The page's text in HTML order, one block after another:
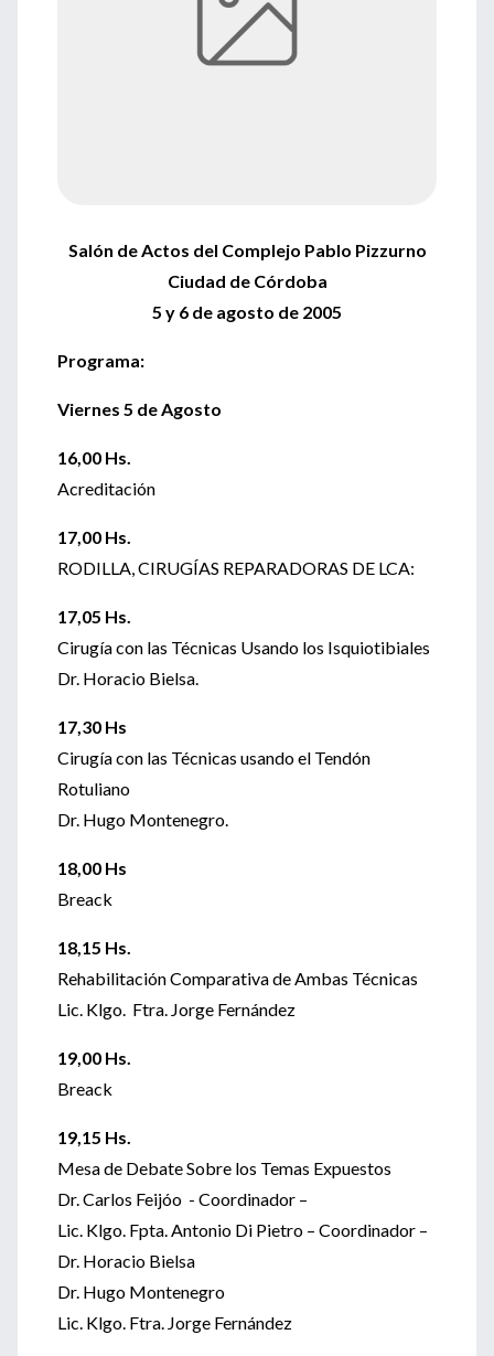
Salón de Actos del Complejo Pablo Pizzurno
Ciudad de Córdoba
5 y 6 de agosto de 2005
Programa:
Viernes 5 de Agosto
16,00 Hs.
Acreditación
17,00 Hs.
RODILLA, CIRUGÍAS REPARADORAS DE LCA:
17,05 Hs.
Cirugía con las Técnicas Usando los Isquiotibiales
Dr. Horacio Bielsa.
17,30 Hs
Cirugía con las Técnicas usando el Tendón
Rotuliano
Dr. Hugo Montenegro.
18,00 Hs
Breack
18,15 Hs.
Rehabilitación Comparativa de Ambas Técnicas
Lic. Klgo. Ftra. Jorge Fernández
19,00 Hs.
Breack
19,15 Hs.
Mesa de Debate Sobre los Temas Expuestos
Dr. Carlos Feijóo - Coordinador –
Lic. Klgo. Fpta. Antonio Di Pietro – Coordinador –
Dr. Horacio Bielsa
Dr. Hugo Montenegro
Lic. Klgo. Ftra. Jorge Fernández